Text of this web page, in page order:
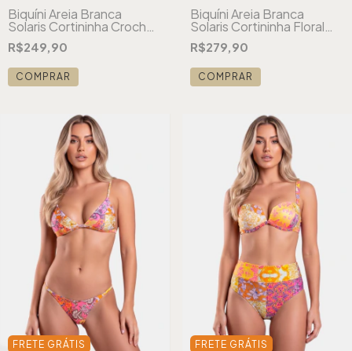
Biquíni Areia Branca
Solaris Cortininha Crochê
Branco
R$249,90
COMPRAR
Biquíni Areia Branca
Solaris Cortininha Floral
Xadrez Lilás
R$279,90
COMPRAR
FRETE GRÁTIS FRETE GRÁTIS